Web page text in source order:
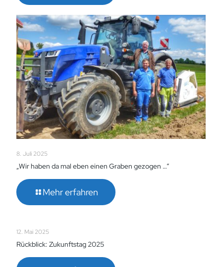
8. Juli 2025
„Wir haben da mal eben einen Graben gezogen …“
Mehr erfahren
12. Mai 2025
Rückblick: Zukunftstag 2025